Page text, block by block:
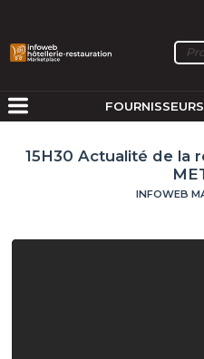
FOURNISSEURS
15H30 Actualité de la
INFOWEB